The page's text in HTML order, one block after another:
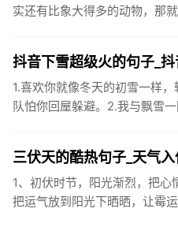
实还有比象大得多的动物，那
抖音下雪超级火的句子_
1.喜欢你就像冬天的初雪一样
队怕你回屋躲避。2.我与飘雪
三伏天的酷热句子_天气
1、初伏时节，阳光渐烈，把
把运气放到阳光下晒晒，让霉